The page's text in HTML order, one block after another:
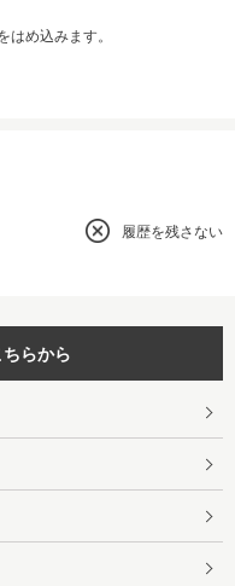
め込みます。
履歴を残さない
らから